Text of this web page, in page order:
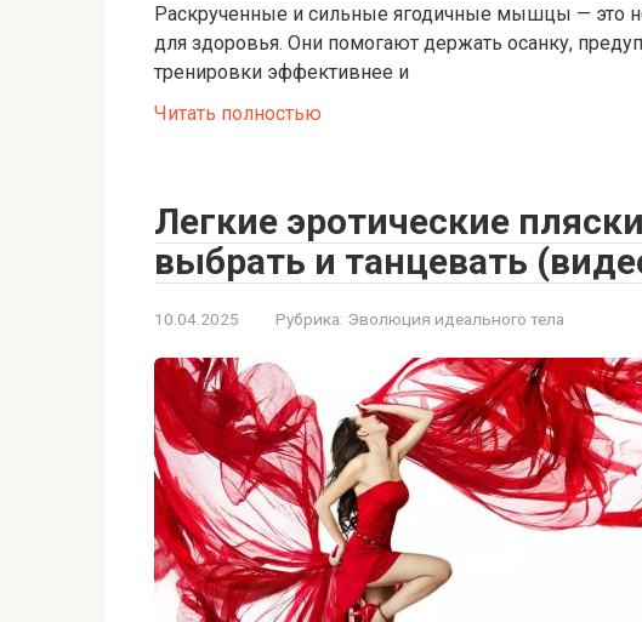
Раскрученные и сильные ягодичные мышцы — это
для здоровья. Они помогают держать осанку,
тренировки эффективнее и
Читать полностью
Легкие эротические
выбрать и танцевать
10.04.2025 Рубрика: Эволюция идеального тела